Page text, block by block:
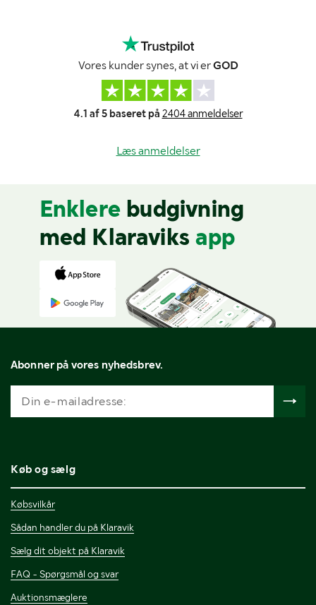
Vores kunder synes, at vi erGOD
4.1 af 5 baseret på 2404 anmeldelser
Læs anmeldelser
Enklere budgivning
med Klaraviks app
Abonner på vores nyhedsbrev.
Køb og sælg
Købsvilkår
Sådan handler du på Klaravik
Sælg dit objekt på Klaravik
FAQ - Spørgsmål og svar
Auktionsmæglere